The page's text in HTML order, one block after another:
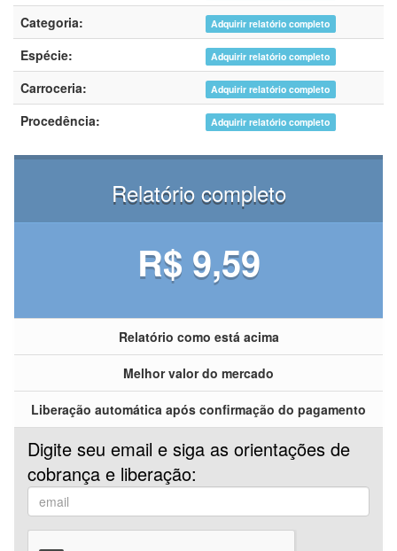
Categoria: Adquirir relatório completo
Espécie: Adquirir relatório completo
Carroceria: Adquirir relatório completo
Procedência: Adquirir relatório completo
Relatório completo
R$ 9,59
Relatório como está acima
Melhor valor do mercado
Liberação automática após confirmação do pagamento
Digite seu email e siga as orientações de
cobrança e liberação: